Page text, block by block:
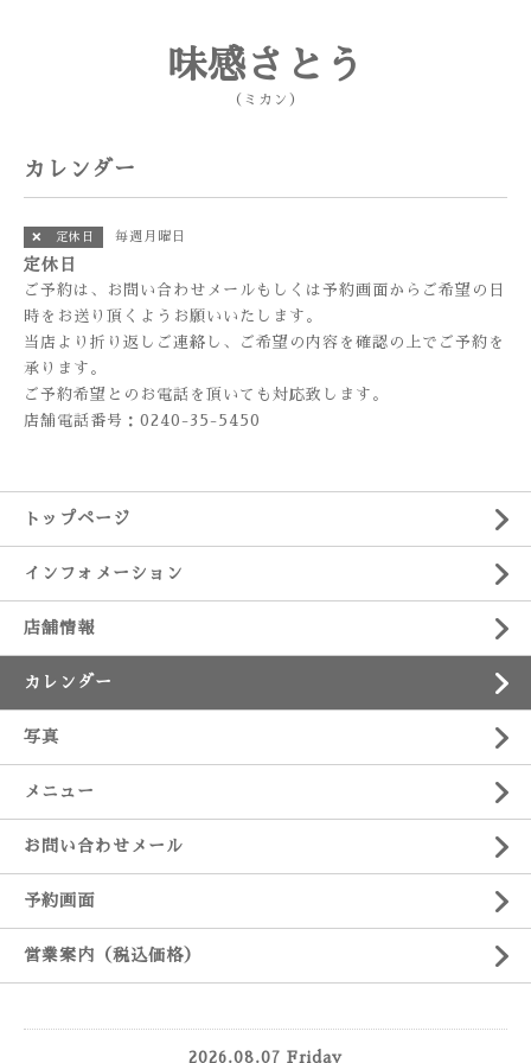
味感さとう
（ミカン）
カレンダー
❌ 定休日 毎週月曜日
定休日
ご予約は、お問い合わせメールもしくは予約画面からご希望の日
時をお送り頂くようお願いいたします。
当店より折り返しご連絡し、ご希望の内容を確認の上でご予約を
承ります。
ご予約希望とのお電話を頂いても対応致します。
店舗電話番号：0240-35-5450
トップページ
インフォメーション
店舗情報
カレンダー
写真
メニュー
お問い合わせメール
予約画面
営業案内（税込価格）
2026.08.07 Friday